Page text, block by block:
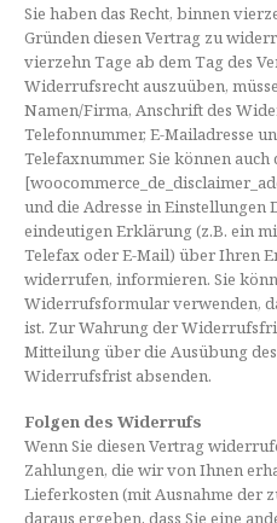
Sie haben das Recht, binnen
Gründen diesen Vertrag zu
vierzehn Tage ab dem Tag des
Widerrufsrecht auszuüben,
Namen/Firma, Anschrift des
Telefonnummer, E-Mailadresse
Telefaxnummer. Sie können auch
und die Adresse in Einstellungen
eindeutigen Erklärung (z.B. ein
Telefax oder E-Mail) über Ihren
widerrufen, informieren. Sie
Widerrufsformular verwenden,
ist. Zur Wahrung der
Mitteilung über die Ausübung
Widerrufsfrist absenden.
Folgen des Widerrufs
Wenn Sie diesen Vertrag
Zahlungen, die wir von Ihnen
Lieferkosten (mit Ausnahme der